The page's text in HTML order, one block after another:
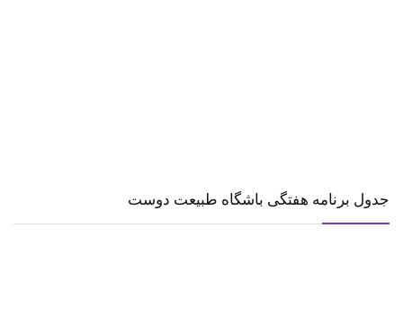
جدول برنامه هفتگی باشگاه طبیعت دوست